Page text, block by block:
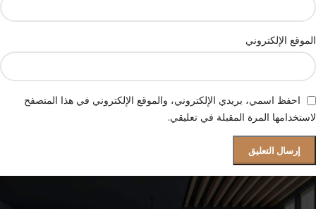
الموقع الإلكتروني
احفظ اسمي، بريدي الإلكتروني، والموقع الإلكتروني في هذا المتصفح
لاستخدامها المرة المقبلة في تعليقي.